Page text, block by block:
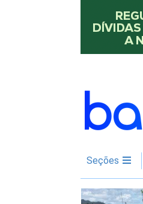
Seções